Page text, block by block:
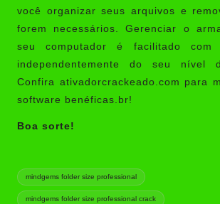
você organizar seus arquivos e
forem necessários. Gerenciar o
seu computador é facilitado com
independentemente do seu nível
Confira ativadorcrackeado.com para
software benéficas.br!
Boa sorte!
Tags:
mindgems folder size professional
mindgems folder size professional crack